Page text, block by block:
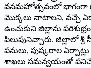
వనమహోత్సవంలో భాగంగా
మొక్కలు నాటాలని, వచ్చే
ఉంచుకుని జిల్లాను
పిలుపునిచ్చారు. జిల్లాలో
పనులు, పుష్కరాల ఏర్పాట్లు
శాఖలు సమన్వయంతో